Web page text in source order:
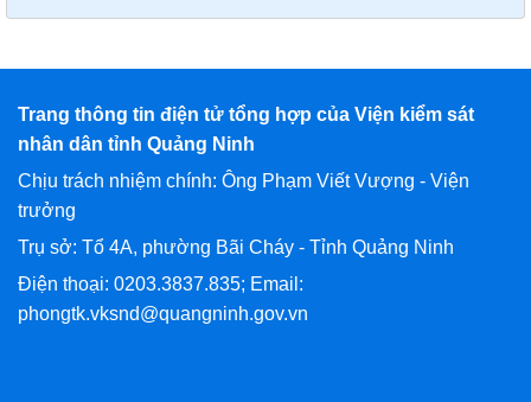
Trang thông tin điện tử tổng hợp của Viện kiểm sát
nhân dân tỉnh Quảng Ninh
Chịu trách nhiệm chính: Ông Phạm Viết Vượng - Viện
trưởng
Trụ sở: Tổ 4A, phường Bãi Cháy - Tỉnh Quảng Ninh
Điện thoại: 0203.3837.835; Email:
phongtk.vksnd@quangninh.gov.vn